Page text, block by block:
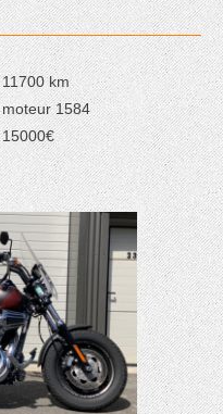
11700 km
moteur 1584
15000€